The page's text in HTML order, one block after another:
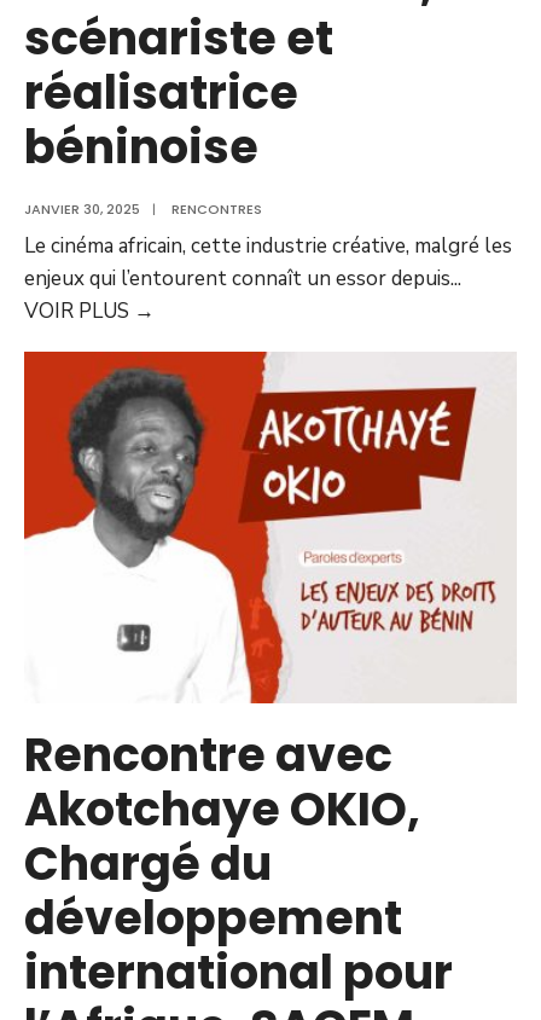
scénariste et
réalisatrice
béninoise
JANVIER 30, 2025 | RENCONTRES
Le cinéma africain, cette industrie créative, malgré les
enjeux qui l’entourent connaît un essor depuis...
VOIR PLUS →
Rencontre avec
Akotchaye OKIO,
Chargé du
développement
international pour